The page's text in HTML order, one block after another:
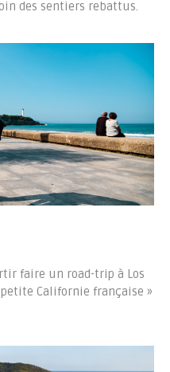
des sentiers rebattus.
faire un road-trip à Los
Californie française »